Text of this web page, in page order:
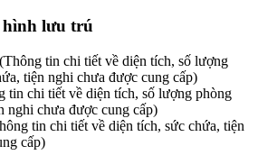
hình lưu trú
tin chi tiết về diện tích, số lượng
tiện nghi chưa được cung cấp)
tin chi tiết về diện tích, số lượng phòng
nghi chưa được cung cấp)
tin chi tiết về diện tích, sức chứa, tiện
cấp)